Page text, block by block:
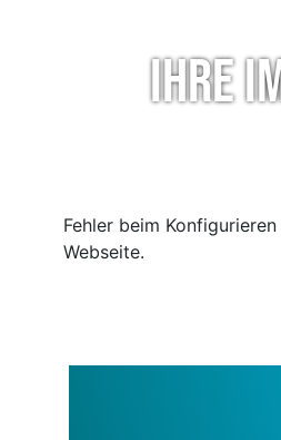
Ihre
Fehler beim
Webseite.